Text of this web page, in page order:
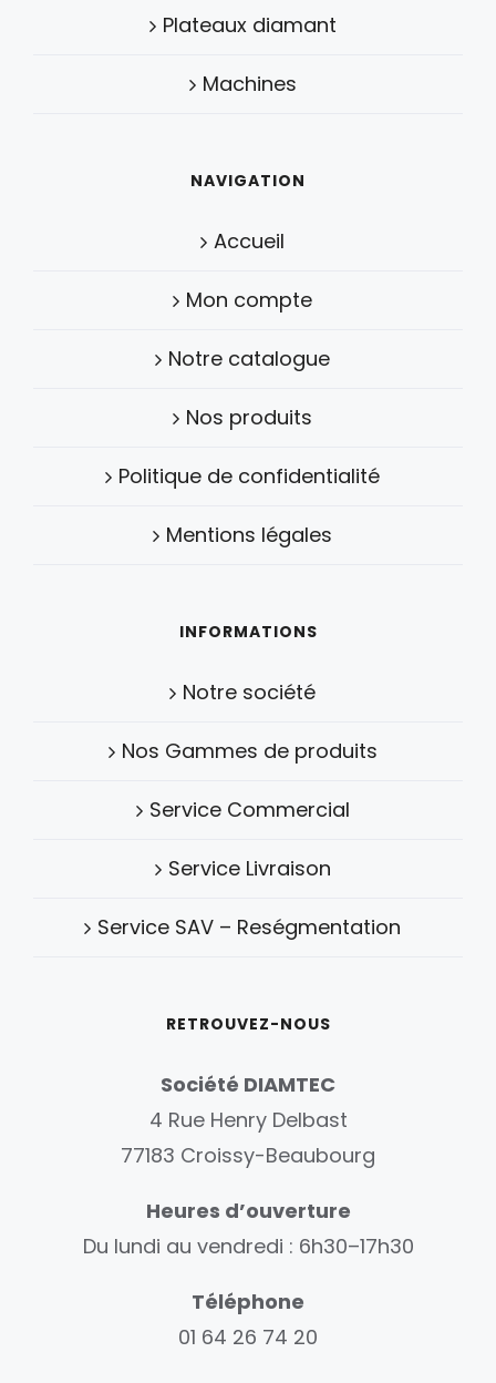
Plateaux diamant
Machines
NAVIGATION
Accueil
Mon compte
Notre catalogue
Nos produits
Politique de confidentialité
Mentions légales
INFORMATIONS
Notre société
Nos Gammes de produits
Service Commercial
Service Livraison
Service SAV – Reségmentation
RETROUVEZ-NOUS
Société DIAMTEC
4 Rue Henry Delbast
77183 Croissy-Beaubourg
Heures d’ouverture
Du lundi au vendredi : 6h30–17h30
Téléphone
01 64 26 74 20